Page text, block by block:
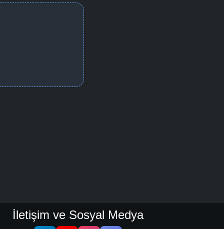
İletişim ve Sosyal Medya